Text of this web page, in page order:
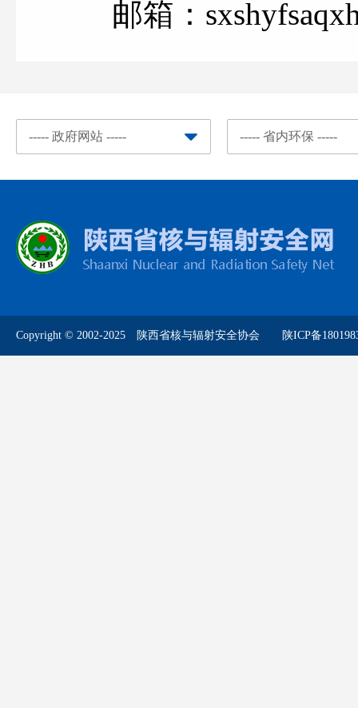
邮箱：
Copyright © 2002-2025 陕西省核与辐射安全协会 陕ICP备